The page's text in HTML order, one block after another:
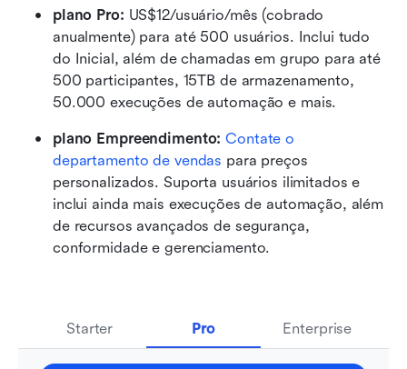
plano Pro: US$12/usuário/mês (cobrado
anualmente) para até 500 usuários. Inclui tudo
do Inicial, além de chamadas em grupo para até
500 participantes, 15TB de armazenamento,
50.000 execuções de automação e mais.
plano Empreendimento: Contate o
departamento de vendas para preços
personalizados. Suporta usuários ilimitados e
inclui ainda mais execuções de automação, além
de recursos avançados de segurança,
conformidade e gerenciamento.
Starter Pro Enterprise